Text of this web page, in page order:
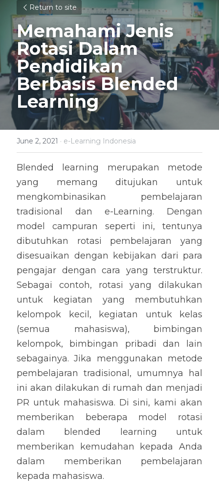
Return to site
Memahami Jenis
Rotasi Dalam
Pendidikan
Berbasis Blended
Learning
June 2, 2021 · e-Learning Indonesia
Blended learning merupakan metode
yang memang ditujukan untuk
mengkombinasikan pembelajaran
tradisional dan e-Learning. Dengan
model campuran seperti ini, tentunya
dibutuhkan rotasi pembelajaran yang
disesuaikan dengan kebijakan dari para
pengajar dengan cara yang terstruktur.
Sebagai contoh, rotasi yang dilakukan
untuk kegiatan yang membutuhkan
kelompok kecil, kegiatan untuk kelas
(semua mahasiswa), bimbingan
kelompok, bimbingan pribadi dan lain
sebagainya. Jika menggunakan metode
pembelajaran tradisional, umumnya hal
ini akan dilakukan di rumah dan menjadi
PR untuk mahasiswa. Di sini, kami akan
memberikan beberapa model rotasi
dalam blended learning untuk
memberikan kemudahan kepada Anda
dalam memberikan pembelajaran
kepada mahasiswa.